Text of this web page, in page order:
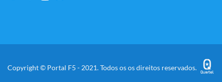
Copyright © Portal F5 - 2021. Todos os os direitos reservados.